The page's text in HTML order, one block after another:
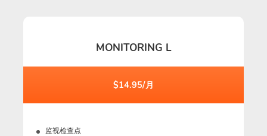
MONITORING L
$14.95/月
监视检查点